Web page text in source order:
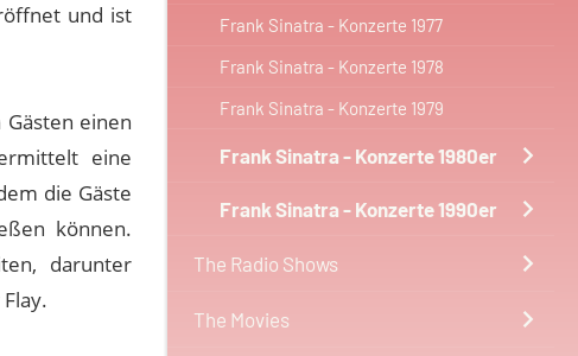
Frank Sinatra - Konzerte 1977
Frank Sinatra - Konzerte 1978
Frank Sinatra - Konzerte 1979
Frank Sinatra - Konzerte 1980er
Frank Sinatra - Konzerte 1990er
The Radio Shows
The Movies
und ist
einen
eine
die Gäste
können.
darunter